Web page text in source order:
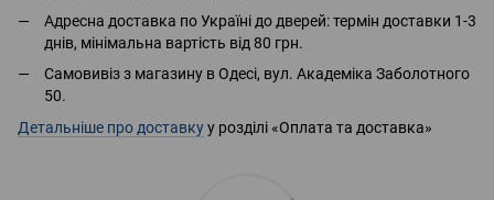
Адресна доставка по Україні до дверей: термін доставки 1-3
днів, мінімальна вартість від 80 грн.
Самовивіз з магазину в Одесі, вул. Академіка Заболотного
50.
Детальніше про доставкуу розділі «Оплата та доставка»